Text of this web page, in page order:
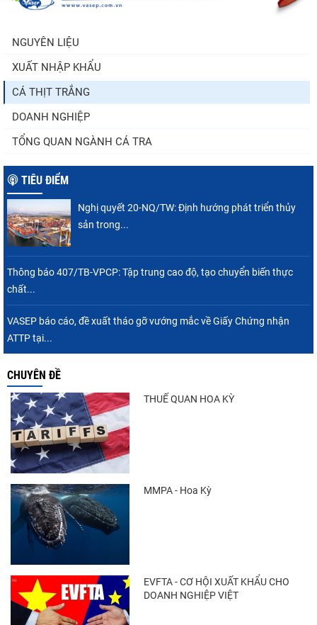
trong khi nguồn cung...
sàng cho chuỗi...
NGUYÊN LIỆU
XUẤT NHẬP KHẨU
CÁ THỊT TRẮNG
DOANH NGHIỆP
TỔNG QUAN NGÀNH CÁ TRA
TIÊU ĐIỂM
Nghị quyết 20-NQ/TW: Định hướng phát triển thủy
sản trong...
Thông báo 407/TB-VPCP: Tập trung cao độ, tạo chuyển biến thực
chất...
VASEP báo cáo, đề xuất tháo gỡ vướng mắc về Giấy Chứng nhận
ATTP tại...
CHUYÊN ĐỀ
THUẾ QUAN HOA KỲ
MMPA - Hoa Kỳ
EVFTA - CƠ HỘI XUẤT KHẨU CHO
DOANH NGHIỆP VIỆT